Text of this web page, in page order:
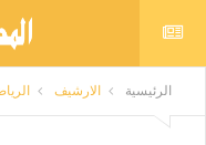
الرئيسية الارشيف